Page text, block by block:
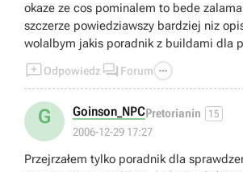
okaze ze cos pominalem to bede
szczerze powiedziawszy bardziej niz
wolalbym jakis poradnik z buildami dla
Odpowiedz  Forum 
G Goinson_NPCPretorianin 15
2006-12-29 17:27
Przejrzałem tylko poradnik dla